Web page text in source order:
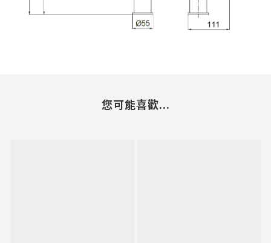
您可能喜歡...